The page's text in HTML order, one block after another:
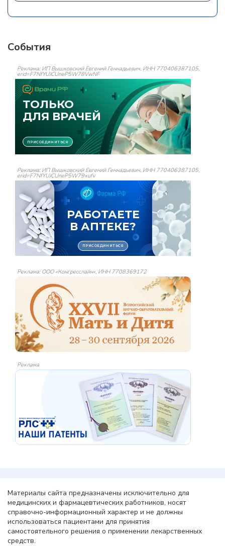
События
Реклама: ИП Вышковский Евгений Геннадьевич, ИНН 770406387105,
erid=F7NfYUJCUneP5W78VwNF
Реклама: ИП Вышковский Евгений Геннадьевич, ИНН 770406387105,
erid=F7NfYUJCUneP5W79xufv
Реклама: ООО «Конгресслайн», ИНН 7708369172
Реклама
Материалы сайта предназначены исключительно для
медицинских и фармацевтических работников, носят
справочно-информационный характер и не должны
использоваться пациентами для принятия
самостоятельного решения о применении лекарственных
средств.